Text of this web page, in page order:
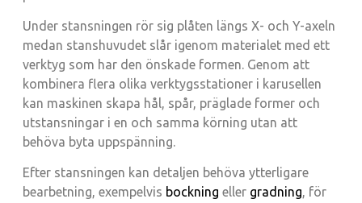
Under stansningen rör sig plåten längs X- och Y-axeln
medan stanshuvudet slår igenom materialet med ett
verktyg som har den önskade formen. Genom att
kombinera flera olika verktygsstationer i karusellen
kan maskinen skapa hål, spår, präglade former och
utstansningar i en och samma körning utan att
behöva byta uppspänning.
Efter stansningen kan detaljen behöva ytterligare
bearbetning, exempelvis bockning eller gradning, för